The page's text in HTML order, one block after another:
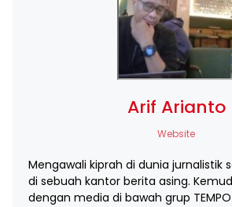
Arif Arianto
Website
Mengawali kiprah di dunia jurnalistik
di sebuah kantor berita asing.
dengan media di bawah grup